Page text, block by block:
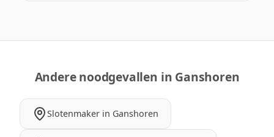
Andere noodgevallen in Ganshoren
Slotenmaker in Ganshoren